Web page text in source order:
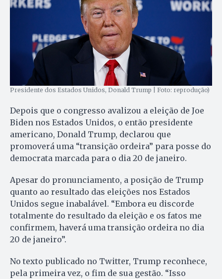
Presidente dos Estados Unidos, Donald Trump | Foto: reprodução)
Depois que o congresso avalizou a eleição de Joe
Biden nos Estados Unidos, o então presidente
americano, Donald Trump, declarou que
promoverá uma “transição ordeira” para posse do
democrata marcada para o dia 20 de janeiro.
Apesar do pronunciamento, a posição de Trump
quanto ao resultado das eleições nos Estados
Unidos segue inabalável. “Embora eu discorde
totalmente do resultado da eleição e os fatos me
confirmem, haverá uma transição ordeira no dia
20 de janeiro”.
No texto publicado no Twitter, Trump reconhece,
pela primeira vez, o fim de sua gestão. “Isso